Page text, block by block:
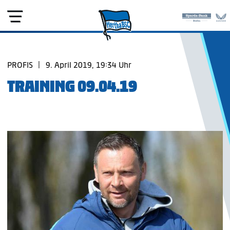
PROFIS 9. April 2019, 19:34 Uhr
TRAINING 09.04.19